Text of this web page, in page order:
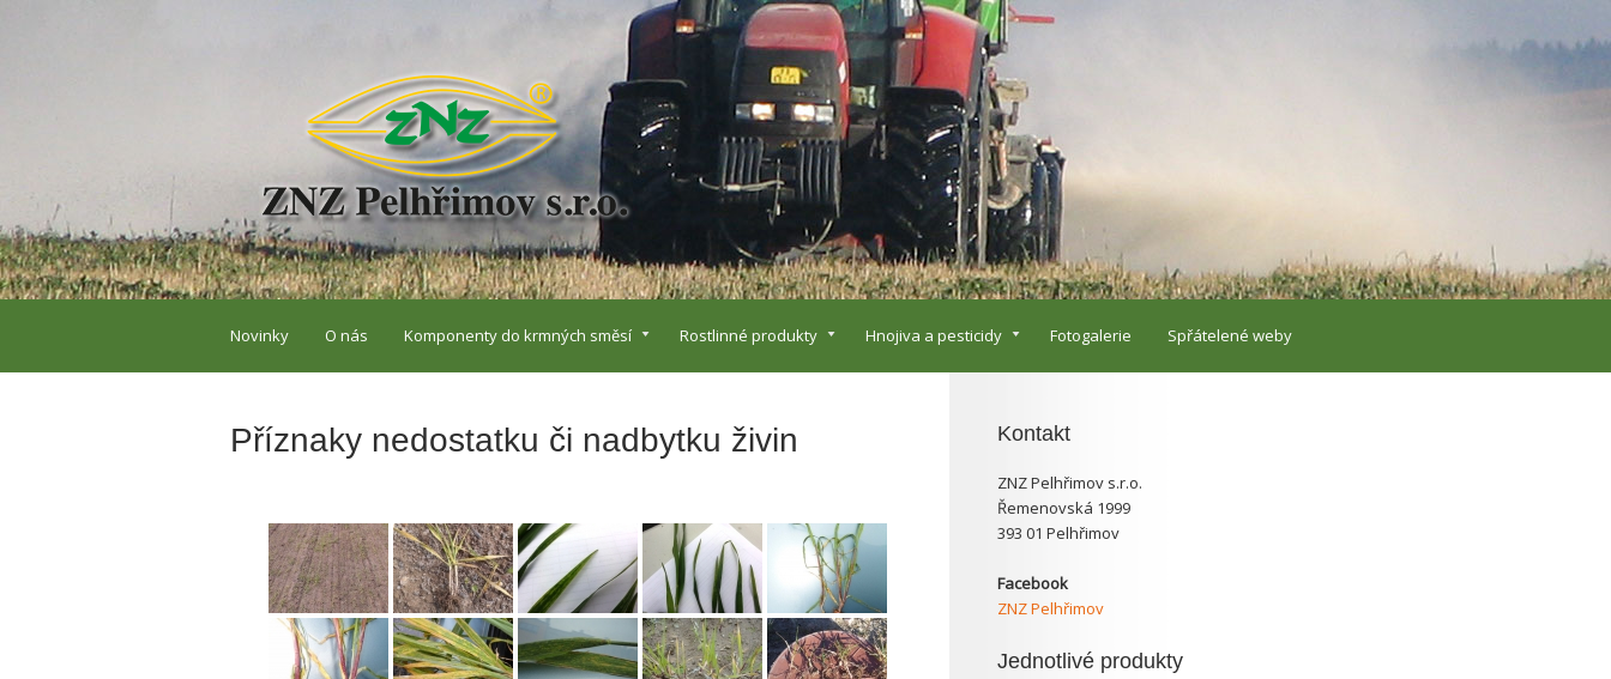
Novinky O nás Komponenty do krmných směsí Rostlinné produkty Hnojiva a pesticidy Fotogalerie Spřátelené weby
Příznaky nedostatku či nadbytku živin Kontakt
ZNZ Pelhřimov s.r.o.
Řemenovská 1999
393 01 Pelhřimov
Facebook
ZNZ Pelhřimov
Jednotlivé produkty